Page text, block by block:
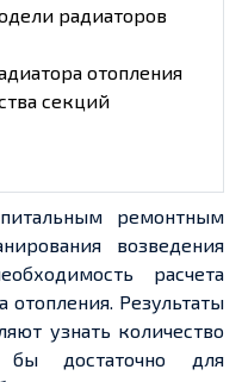
радиаторов
отопления
секций
ремонтным
возведения
расчета
отопления. Результаты
узнать количество
достаточно для